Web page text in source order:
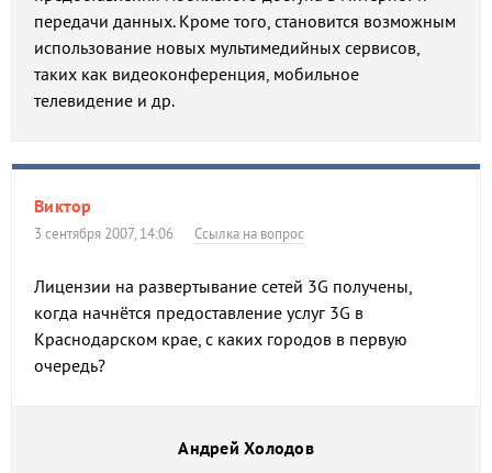
передачи данных. Кроме того, становится возможным
использование новых мультимедийных сервисов,
таких как видеоконференция, мобильное
телевидение и др.
Виктор
3 сентября 2007, 14:06 Ссылка на вопрос
Лицензии на развертывание сетей 3G получены,
когда начнётся предоставление услуг 3G в
Краснодарском крае, с каких городов в первую
очередь?
Андрей Холодов